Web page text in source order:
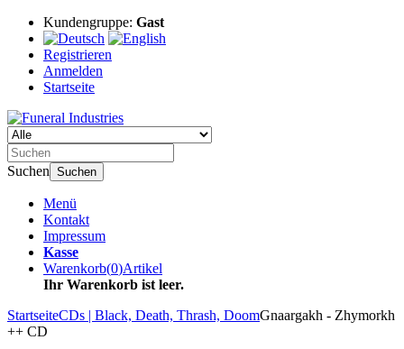
Kundengruppe: Gast
Registrieren
Anmelden
Startseite
Suchen Suchen
Menü
Kontakt
Impressum
Kasse
Warenkorb(0)Artikel
Ihr Warenkorb ist leer.
StartseiteCDs | Black, Death, Thrash, DoomGnaargakh - Zhymorkh
++ CD